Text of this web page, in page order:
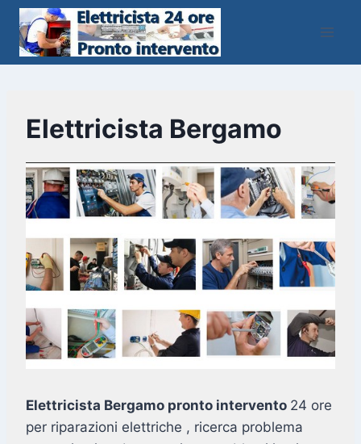
Salta
contenuto
Elettricista Bergamo
Elettricista Bergamo pronto intervento 24 ore
per riparazioni elettriche , ricerca problema